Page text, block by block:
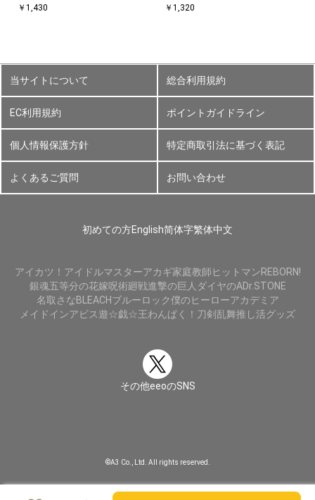
￥1,430 ￥1,320
当サイトについて 総合利用規約
EC利用規約 ポイントガイドライン
個人情報保護方針 特定商取引法に基づく表記
よくあるご質問 お問い合わせ
初めての方English简体字繁体中文
アイカツ！ アイドルマスターアカギ家庭教師ヒットマンREBORN!
銀魂五等分の花嫁呪術廻戦進撃の巨人 ダイヤのADr.STONE
名取さなBLEACHブルーロック僕のヒーローアカデミア
メイドインアビス遊☆戯☆王わんぱく！刀剣乱舞推し活グッズ
その他eeoのSNS
©A3 Co., Ltd. All rights reserved.